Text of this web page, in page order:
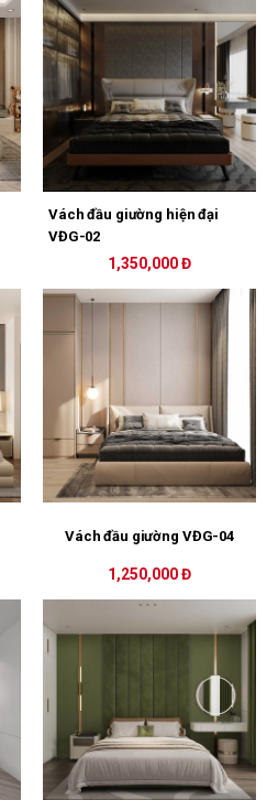
Vách đầu giường hiện đại
VĐG-02
1,350,000 Đ
Vách đầu giường VĐG-04
1,250,000 Đ